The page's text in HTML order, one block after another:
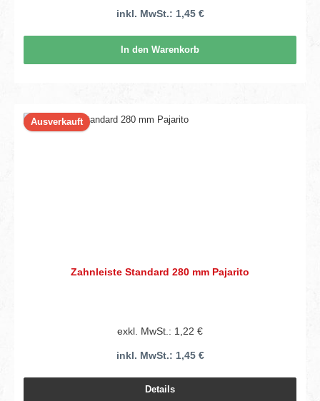
inkl. MwSt.: 1,45 €
In den Warenkorb
Ausverkauft
Zahnleiste Standard 280 mm Pajarito
exkl. MwSt.: 1,22 €
inkl. MwSt.: 1,45 €
Details